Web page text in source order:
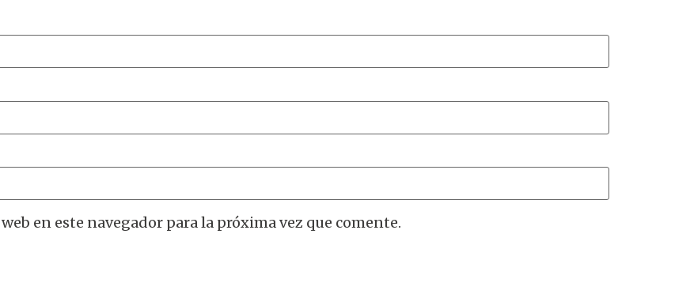
en este navegador para la próxima vez que comente.